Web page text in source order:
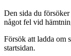
Den sida du
något fel vid
Försök att ladda om
startsidan.